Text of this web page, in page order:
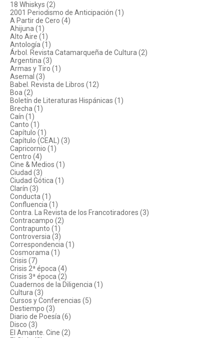
18 Whiskys (2)
2001 Periodismo de Anticipación (1)
A Partir de Cero (4)
Ahijuna (1)
Alto Aire (1)
Antología (1)
Árbol. Revista Catamarqueña de Cultura (2)
Argentina (3)
Armas y Tiro (1)
Asemal (3)
Babel. Revista de Libros (12)
Boa (2)
Boletín de Literaturas Hispánicas (1)
Brecha (1)
Caín (1)
Canto (1)
Capítulo (1)
Capítulo (CEAL) (3)
Capricornio (1)
Centro (4)
Cine & Medios (1)
Ciudad (3)
Ciudad Gótica (1)
Clarín (3)
Conducta (1)
Confluencia (1)
Contra. La Revista de los Francotiradores (3)
Contracampo (2)
Contrapunto (1)
Controversia (3)
Correspondencia (1)
Cosmorama (1)
Crisis (7)
Crisis 2ª época (4)
Crisis 3ª época (2)
Cuadernos de la Diligencia (1)
Cultura (3)
Cursos y Conferencias (5)
Destiempo (3)
Diario de Poesía (6)
Disco (3)
El Amante. Cine (2)